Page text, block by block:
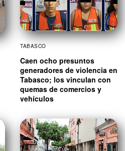
TABASCO
Caen ocho presuntos
generadores de violencia en
Tabasco; los vinculan con
quemas de comercios y
vehículos